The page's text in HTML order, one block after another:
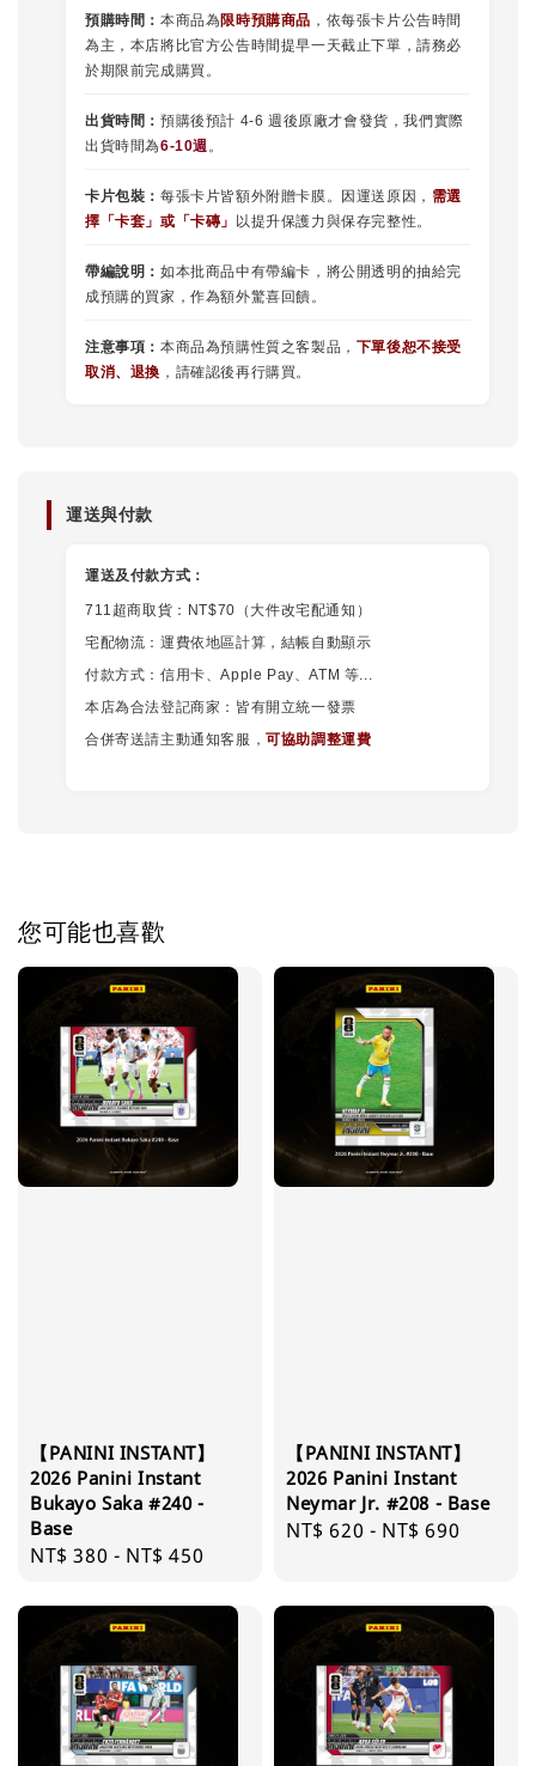
預購時間： 本商品為限時預購商品 ，依每張卡片公告時間
為主，本店將比官方公告時間提早一天截止下單，請務必
於期限前完成購買。
出貨時間： 預購後預計 4-6 週後原廠才會發貨，我們實際
出貨時間為6-10週。
卡片包裝： 每張卡片皆額外附贈卡膜。因運送原因， 需選
擇 「卡套 」或 「卡磚」 以提升保護力與保存完整性。
帶編說明： 如本批商品中有帶編卡，將公開透明的抽給完
成預購的買家，作為額外驚喜回饋。
注意事項： 本商品為預購性質之客製品， 下單後恕不接受
取消、退換 ，請確認後再行購買。
運送與付款
運送及付款方式：
711超商取貨：NT$70（大件改宅配通知）
宅配物流：運費依地區計算，結帳自動顯示
付款方式：信用卡、Apple Pay、ATM 等...
本店為合法登記商家：皆有開立統一發票
合併寄送請主動通知客服，可協助調整運費
您可能也喜歡
【PANINI INSTANT】
2026 Panini Instant
Bukayo Saka #240 -
Base
Regular
NT$ 380 - NT$ 450
【PANINI INSTANT】
2026 Panini Instant
Neymar Jr. #208 - Base
Regular
NT$ 620 - NT$ 690